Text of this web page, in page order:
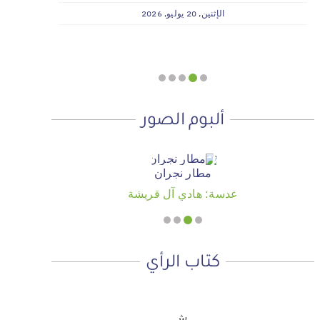
وسداد الإيجارات بدعم من منصة ديم
للمنح التنموي
الإثنين, 20 يوليو, 2026
ألبوم الصور
مطار نجران
عدسة: هادي آل قريشة
كتاب الرأي